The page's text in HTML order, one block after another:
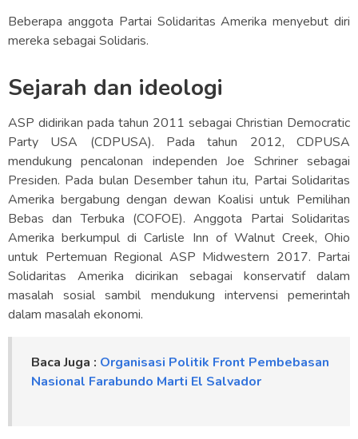
Beberapa anggota Partai Solidaritas Amerika menyebut diri
mereka sebagai Solidaris.
Sejarah dan ideologi
ASP didirikan pada tahun 2011 sebagai Christian Democratic
Party USA (CDPUSA). Pada tahun 2012, CDPUSA
mendukung pencalonan independen Joe Schriner sebagai
Presiden. Pada bulan Desember tahun itu, Partai Solidaritas
Amerika bergabung dengan dewan Koalisi untuk Pemilihan
Bebas dan Terbuka (COFOE). Anggota Partai Solidaritas
Amerika berkumpul di Carlisle Inn of Walnut Creek, Ohio
untuk Pertemuan Regional ASP Midwestern 2017. Partai
Solidaritas Amerika dicirikan sebagai konservatif dalam
masalah sosial sambil mendukung intervensi pemerintah
dalam masalah ekonomi.
Baca Juga : Organisasi Politik Front Pembebasan
Nasional Farabundo Marti El Salvador